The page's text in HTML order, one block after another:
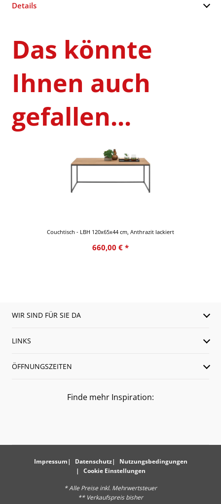
Details
Das könnte
Ihnen auch
gefallen...
Couchtisch - LBH 120x65x44 cm, Anthrazit lackiert
660,00 € *
WIR SIND FÜR SIE DA
LINKS
ÖFFNUNGSZEITEN
Finde mehr Inspiration:
Impressum Datenschutz
Nutzungsbedingungen
Cookie Einstellungen
* Alle Preise inkl. Mehrwertsteuer
** Verkaufspreis bisher